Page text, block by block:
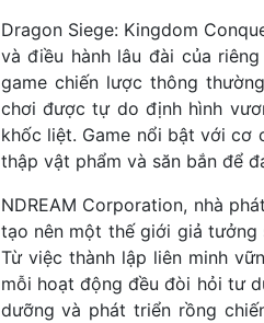
Dragon Siege: Kingdom
và điều hành lâu đài của
game chiến lược thông
chơi được tự do định hình
khốc liệt. Game nổi bật với cơ
thập vật phẩm và săn bắn để
NDREAM Corporation, nhà
tạo nên một thế giới giả
Từ việc thành lập liên minh
mỗi hoạt động đều đòi hỏi tư
dưỡng và phát triển rồng